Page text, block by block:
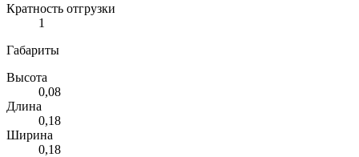
Кратность отгрузки
1
Габариты
Высота
0,08
Длина
0,18
Ширина
0,18